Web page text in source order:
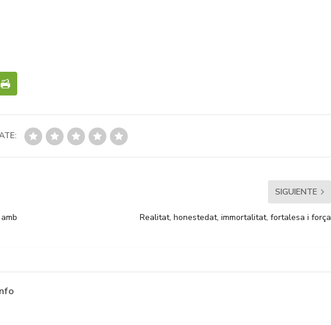
SIGUIENTE
Realitat, honestedat, immortalitat, fortalesa i força